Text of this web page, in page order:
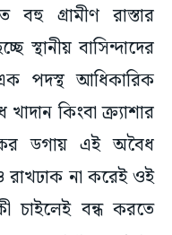
বহু গ্রামীণ রাস্তার
স্থানীয় বাসিন্দাদের
পদস্থ আধিকারিক
কিংবা ক্র্যাশার
ডগায় এই অবৈধ
না করেই ওই
চাইলেই বন্ধ করতে